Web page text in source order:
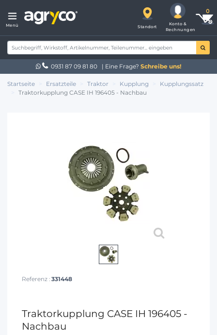
Menü Standort
Konto &
Rechnungen
0931 87 09 81 80 | Eine Frage? Schreibe uns!
Startseite Ersatzteile Traktor Kupplung
Kupplungssatz
Traktorkupplung CASE IH 196405 - Nachbau
Referenz : 331448
Traktorkupplung CASE IH 196405 -
Nachbau